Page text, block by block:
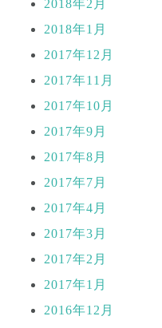
2018年2月
2018年1月
2017年12月
2017年11月
2017年10月
2017年9月
2017年8月
2017年7月
2017年4月
2017年3月
2017年2月
2017年1月
2016年12月